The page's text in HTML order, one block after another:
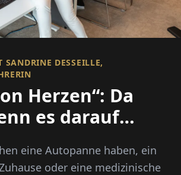
DESSEILLE,
Herzen“: Da
es darauf
eine Autopanne haben, ein
oder eine medizinische